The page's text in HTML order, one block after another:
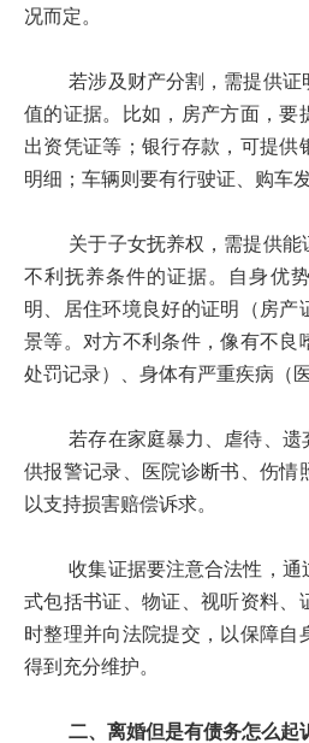
况而定。
若涉及财产分割，需提供证
值的证据。比如，房产方面，要
出资凭证等；银行存款，可提供
明细；车辆则要有行驶证、购车发
关于子女抚养权，需提供能
不利抚养条件的证据。自身优
明、居住环境良好的证明（房产
景等。对方不利条件，像有不良
处罚记录）、身体有严重疾病（
若存在家庭暴力、虐待、遗
供报警记录、医院诊断书、伤情
以支持损害赔偿诉求。
收集证据要注意合法性，通
式包括书证、物证、视听资料、
时整理并向法院提交，以保障自
得到充分维护。
二、离婚但是有债务怎么起